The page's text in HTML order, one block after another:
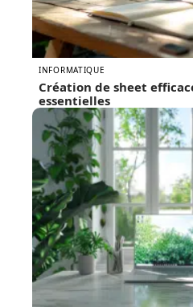
INFORMATIQUE
Création de sheet
essentielles